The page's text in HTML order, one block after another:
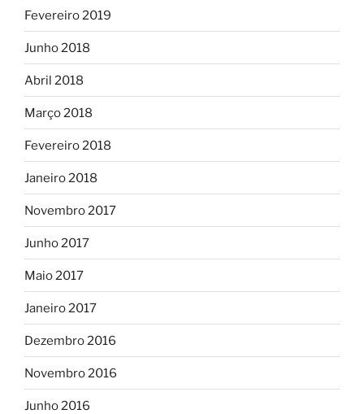
Fevereiro 2019
Junho 2018
Abril 2018
Março 2018
Fevereiro 2018
Janeiro 2018
Novembro 2017
Junho 2017
Maio 2017
Janeiro 2017
Dezembro 2016
Novembro 2016
Junho 2016